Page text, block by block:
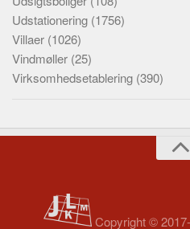
Udstationering (1756)
Villaer (1026)
Vindmøller (25)
Virksomhedsetablering (390)
Copyright ©